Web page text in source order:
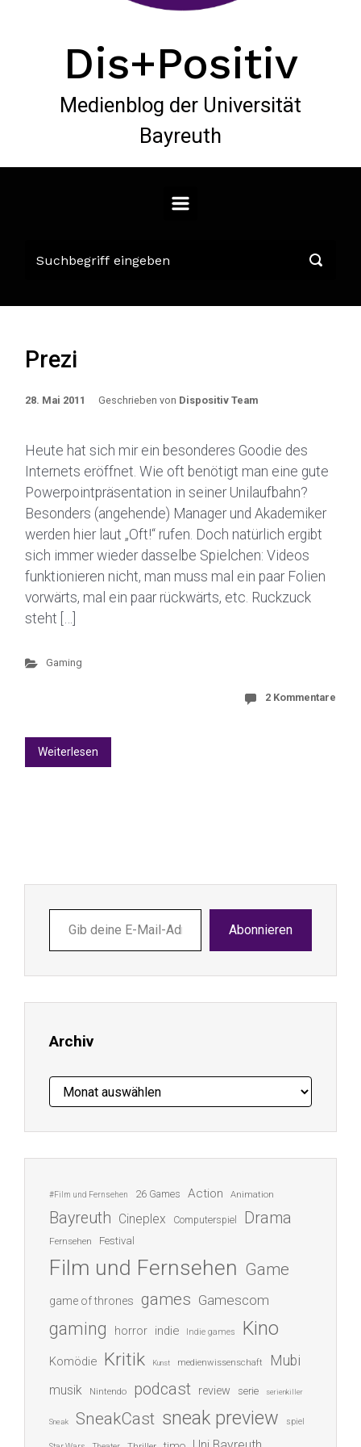
Dis+Positiv
Medienblog der Universität
Bayreuth
Prezi
28. Mai 2011 Geschrieben von Dispositiv Team
Heute hat sich mir ein besonderes Goodie des
Internets eröffnet. Wie oft benötigt man eine gute
Powerpointpräsentation in seiner Unilaufbahn?
Besonders (angehende) Manager und Akademiker
werden hier laut „Oft!“ rufen. Doch natürlich ergibt
sich immer wieder dasselbe Spielchen: Videos
funktionieren nicht, man muss mal ein paar Folien
vorwärts, mal ein paar rückwärts, etc. Ruckzuck
steht […]
Gaming
2 Kommentare
Weiterlesen
deine
E-
ein ...
Abonnieren
Archiv
Archiv
#Film und Fernsehen 26 Games Action Animation
Bayreuth Cineplex Computerspiel Drama
Fernsehen Festival
Film und Fernsehen Game
game of thrones games Gamescom
gaming horror indie Indie games Kino
Komödie Kritik Kunst medienwissenschaft Mubi
musik Nintendo podcast review serie serienkiller
Sneak SneakCast sneak preview spiel